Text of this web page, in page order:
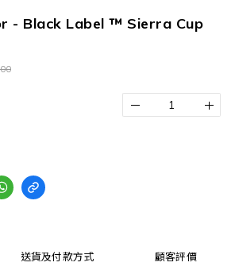
- Black Label ™ Sierra Cup
送貨及付款方式 顧客評價